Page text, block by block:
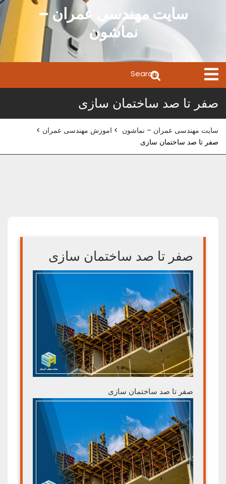
سایت مهندسی عمران –
نماشون
Open
Menu
for:
صفر تا صد ساختمان سازی
سایت مهندسی عمران – نماشون > اموزش مهندسی عمران >
صفر تا صد ساختمان سازی
صفر تا صد ساختمان سازی
صفر تا صد ساختمان سازی